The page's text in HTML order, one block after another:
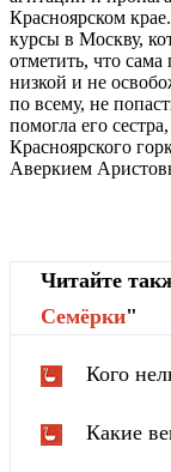
Красноярском
курсы в Москву,
отметить, что
низкой и не
по всему, не
помогла его
Красноярского
Аверкием
Читайте
Cемёрки"
Кого
Какие